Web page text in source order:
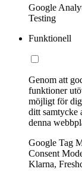
Google
Testing
Funktionell
Genom att
funktioner
möjligt för
ditt samtycke
denna
Google Tag
Consent
Klarna,